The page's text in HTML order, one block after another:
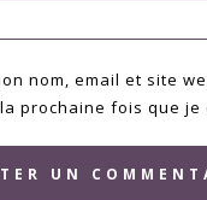
nom, email et site
prochaine fois que je